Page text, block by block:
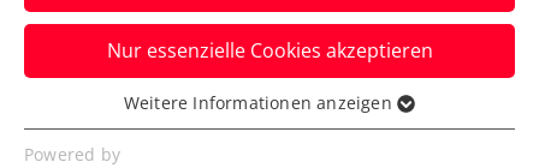
Die Baltin sichert sich bei der WTA-500-
Premiere in Oberösterreich die neue
Swarovski-Trophäe.
Verfasst von: Presseaussendung / Redaktion, 04.02.2024
Nur essenzielle Cookies akzeptieren
Essenziell
Essenzielle Cookies werden für grundlegende
Weitere Informationen anzeigen
Powered by